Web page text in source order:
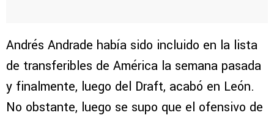
Andrés Andrade había sido incluido en la lista
de transferibles de América la semana pasada
y finalmente, luego del Draft, acabó en León.
No obstante, luego se supo que el ofensivo de